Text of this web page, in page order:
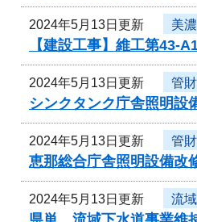
2024年5月13日更新 美
【建設工事】維工第43-
2024年5月13日更新 管
シンクタンク庁舎照明設
2024年5月13日更新 管
恵那総合庁舎照明設備改
2024年5月13日更新 流